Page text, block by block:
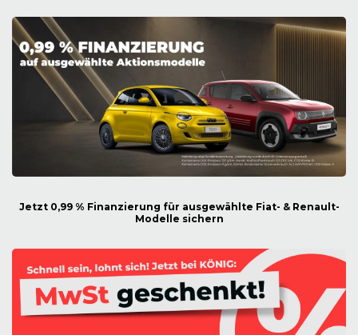
Jetzt 0,99 % Finanzierung für ausgewählte Fiat- & Renault-
Modelle sichern